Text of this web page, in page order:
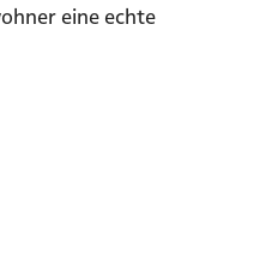
eine echte